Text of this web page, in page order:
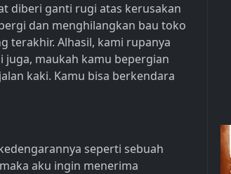
diberi ganti rugi atas kerusakan
dan menghilangkan bau toko
terakhir. Alhasil, kami rupanya
juga, maukah kamu bepergian
kaki. Kamu bisa berkendara
seperti sebuah
aku ingin menerima